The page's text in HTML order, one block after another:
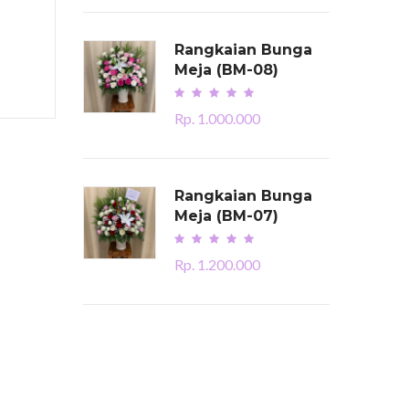
Rangkaian Bunga
Meja (BM-08)
Rp. 1.000.000
Rangkaian Bunga
Meja (BM-07)
Rp. 1.200.000